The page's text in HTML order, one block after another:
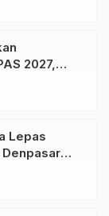
2027,
Lebih Dari
Lepas
XII